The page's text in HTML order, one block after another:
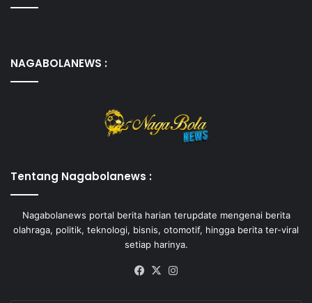
NAGABOLANEWS :
Tentang Nagabolanews :
Nagabolanews portal berita harian terupdate mengenai berita
olahraga, politik, teknologi, bisnis, otomotif, hingga berita ter-viral
setiap harinya.
Facebook
X